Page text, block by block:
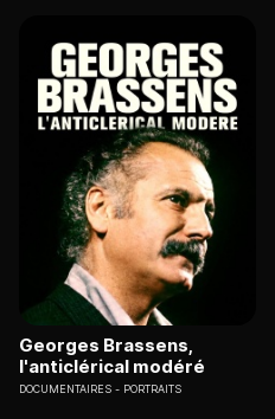
Georges Brassens,
l'anticlérical modéré
DOCUMENTAIRES PORTRAITS